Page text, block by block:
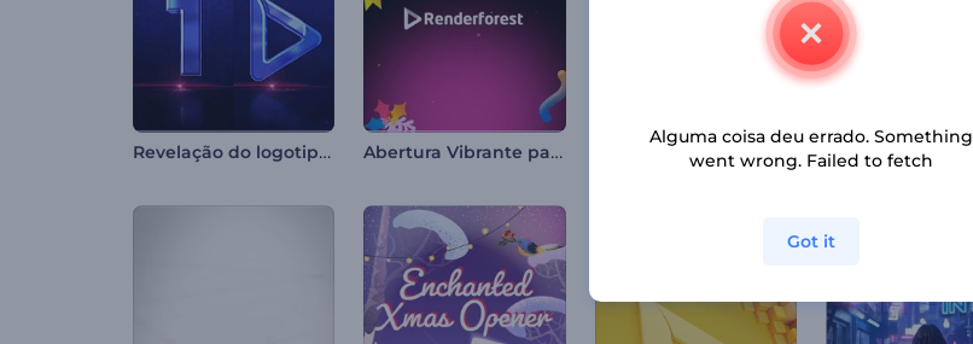
Revelação do logotipo da contagem regressiva Abertura Vibrante para o Natal
Alguma coisa deu errado. Something
went wrong. Failed to fetch
Got it